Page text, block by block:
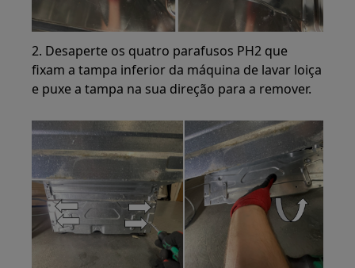
2. Desaperte os quatro parafusos PH2 que
fixam a tampa inferior da máquina de lavar loiça
e puxe a tampa na sua direção para a remover.